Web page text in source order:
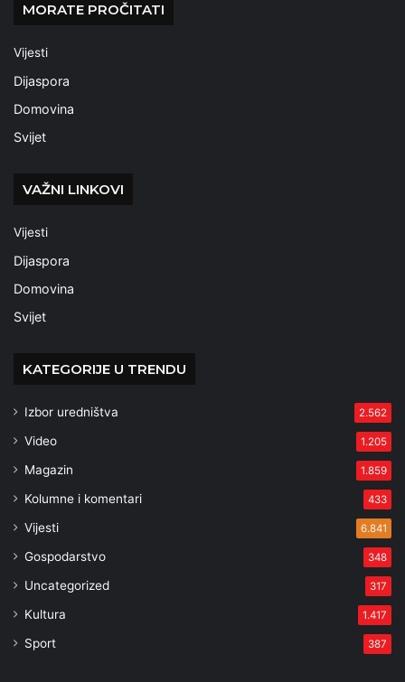
MORATE PROČITATI
Vijesti
Dijaspora
Domovina
Svijet
VAŽNI LINKOVI
Vijesti
Dijaspora
Domovina
Svijet
KATEGORIJE U TRENDU
Izbor uredništva 2.562
Video 1.205
Magazin 1.859
Kolumne i komentari 433
Vijesti 6.841
Gospodarstvo 348
Uncategorized 317
Kultura 1.417
Sport 387